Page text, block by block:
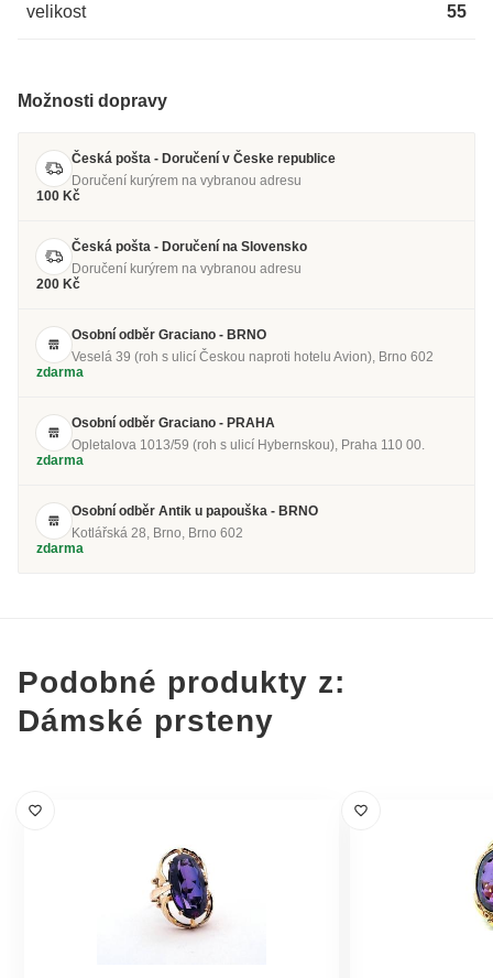
velikost 55
Možnosti dopravy
Česká pošta - Doručení v Česke republice
Doručení kurýrem na vybranou adresu
100 Kč
Česká pošta - Doručení na Slovensko
Doručení kurýrem na vybranou adresu
200 Kč
Osobní odběr Graciano - BRNO
Veselá 39 (roh s ulicí Českou naproti hotelu Avion), Brno 602
zdarma
Osobní odběr Graciano - PRAHA
Opletalova 1013/59 (roh s ulicí Hybernskou), Praha 110 00.
zdarma
Osobní odběr Antik u papouška - BRNO
Kotlářská 28, Brno, Brno 602
zdarma
Podobné produkty z:
Dámské prsteny